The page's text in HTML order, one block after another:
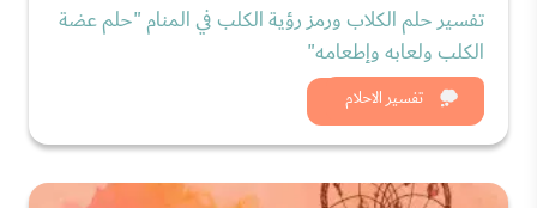
تفسير الاحلام
تفسير حلم الكلاب ورمز رؤية الكلب في المنام "حلم عضة
الكلب ولعابه وإطعامه"
شاهد الان